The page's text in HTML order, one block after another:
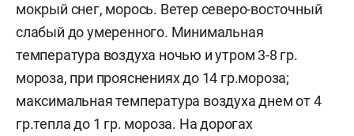
мокрый снег, морось. Ветер северо-восточный
слабый до умеренного. Минимальная
температура воздуха ночью и утром 3-8 гр.
мороза, при прояснениях до 14 гр.мороза;
максимальная температура воздуха днем от 4
гр.тепла до 1 гр. мороза. На дорогах